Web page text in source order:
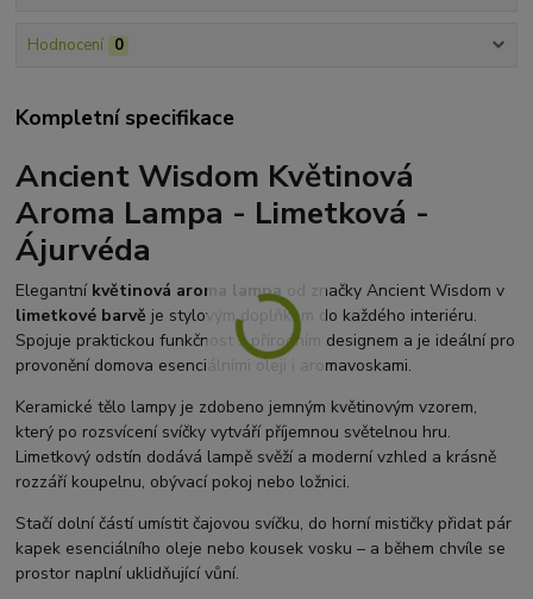
Hodnocení 0
Kompletní specifikace
Ancient Wisdom Květinová
Aroma Lampa - Limetková -
Ájurvéda
Elegantní květinová aroma lampaod značky Ancient Wisdom v
limetkové barvě je stylovým doplňkem do každého interiéru.
Spojuje praktickou funkčnost s přírodním designem a je ideální pro
provonění domova esenciálními oleji i aromavoskami.
Keramické tělo lampy je zdobeno jemným květinovým vzorem,
který po rozsvícení svíčky vytváří příjemnou světelnou hru.
Limetkový odstín dodává lampě svěží a moderní vzhled a krásně
rozzáří koupelnu, obývací pokoj nebo ložnici.
Stačí dolní částí umístit čajovou svíčku, do horní mističky přidat pár
kapek esenciálního oleje nebo kousek vosku – a během chvíle se
prostor naplní uklidňující vůní.